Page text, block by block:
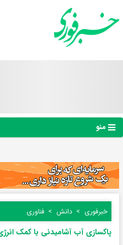
منو
خبرفوری دانش فناوری
پاکسازی آب آشامیدنی با کمک